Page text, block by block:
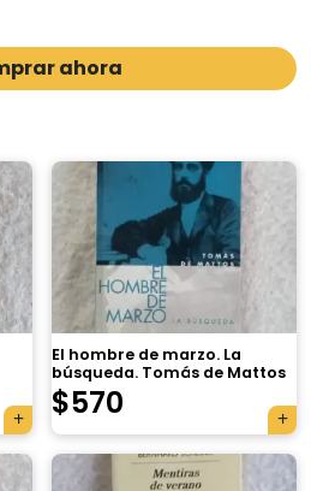
ahora
El hombre de marzo. La
búsqueda. Tomás de Mattos
$570